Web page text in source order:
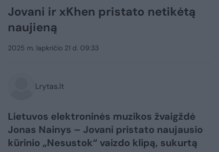
Jovani ir xKhen pristato netikėtą
naujieną
2025 m. lapkričio 21 d. 09:33
Lrytas.lt
Lietuvos elektroninės muzikos žvaigždė
Jonas Nainys – Jovani pristato naujausio
kūrinio „Nesustok“ vaizdo klipą, sukurtą